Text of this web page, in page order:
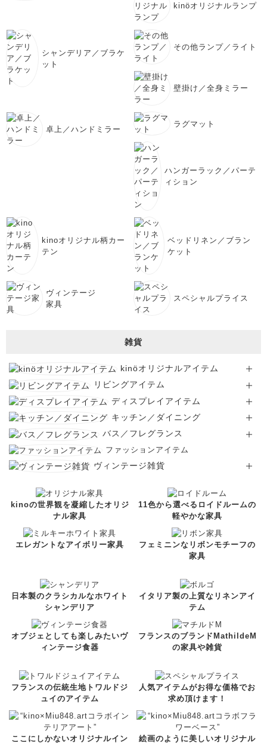
kinöオリジナルランプ
シャンデリア／ブラケ
ット
その他ランプ／ライト
壁掛け／全身ミラー
卓上／ハンドミラー
ラグマット
ハンガーラック／パーテ
ィション
kinoオリジナル柄カー
テン
ベッドリネン／ブラン
ケット
ヴィンテージ
家具
スペシャルプライス
雑貨
kinöオリジナルアイテム
リビングアイテム
ディスプレイアイテム
キッチン／ダイニング
バス／フレグランス
ファッションアイテム
ヴィンテージ雑貨
kinoの世界観を凝縮したオリジ
ナル家具
11色から選べるロイドルームの
軽やかな家具
エレガントなアイボリー家具
フェミニンなリボンモチーフの
家具
日本製のクラシカルなホワイト
シャンデリア
イタリア製の上質なリネンアイ
テム
オブジェとしても楽しみたいヴ
ィンテージ食器
フランスのブランドMathildeM
の家具や雑貨
フランスの伝統生地トワルドジ
ュイのアイテム
人気アイテムがお得な価格でお
求め頂けます！
ここにしかないオリジナルイン 絵画のように美しいオリジナル